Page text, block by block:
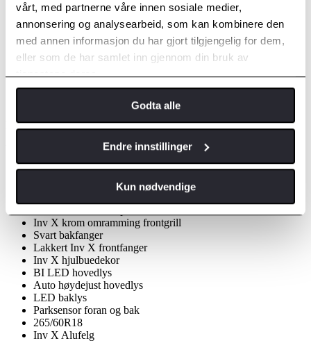
vårt, med partnerne våre innen sosiale medier,
annonsering og analysearbeid, som kan kombinere den
med annen informasjon du har gjort tilgjengelig for dem,
eller som de har samlet inn gjennom din bruk av
tjenestene deres.
Godta alle
Endre innstillinger
Kun nødvendige
Har i tillegg til SR
Inv X lakkert frontgrill
Inv X lakkert utv dørhåndtak
Inv X krom omramming frontgrill
Svart bakfanger
Lakkert Inv X frontfanger
Inv X hjulbuedekor
BI LED hovedlys
Auto høydejust hovedlys
LED baklys
Parksensor foran og bak
265/60R18
Inv X Alufelg